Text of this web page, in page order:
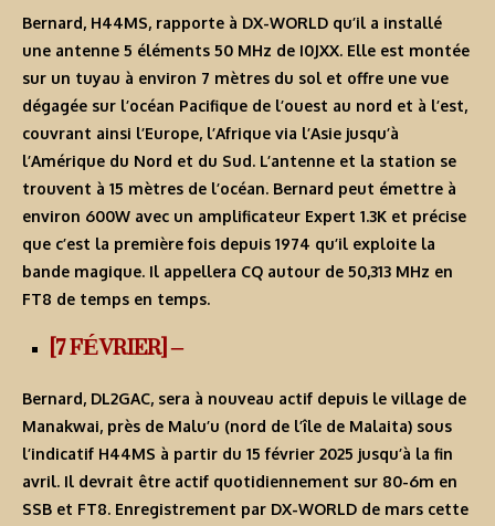
Bernard, H44MS, rapporte à DX-WORLD qu’il a installé
une antenne 5 éléments 50 MHz de I0JXX. Elle est montée
sur un tuyau à environ 7 mètres du sol et offre une vue
dégagée sur l’océan Pacifique de l’ouest au nord et à l’est,
couvrant ainsi l’Europe, l’Afrique via l’Asie jusqu’à
l’Amérique du Nord et du Sud. L’antenne et la station se
trouvent à 15 mètres de l’océan. Bernard peut émettre à
environ 600W avec un amplificateur Expert 1.3K et précise
que c’est la première fois depuis 1974 qu’il exploite la
bande magique. Il appellera CQ autour de 50,313 MHz en
FT8 de temps en temps.
[7 FÉVRIER] –
Bernard, DL2GAC, sera à nouveau actif depuis le village de
Manakwai, près de Malu’u (nord de l’île de Malaita) sous
l’indicatif H44MS à partir du 15 février 2025 jusqu’à la fin
avril. Il devrait être actif quotidiennement sur 80-6m en
SSB et FT8. Enregistrement par DX-WORLD de mars cette